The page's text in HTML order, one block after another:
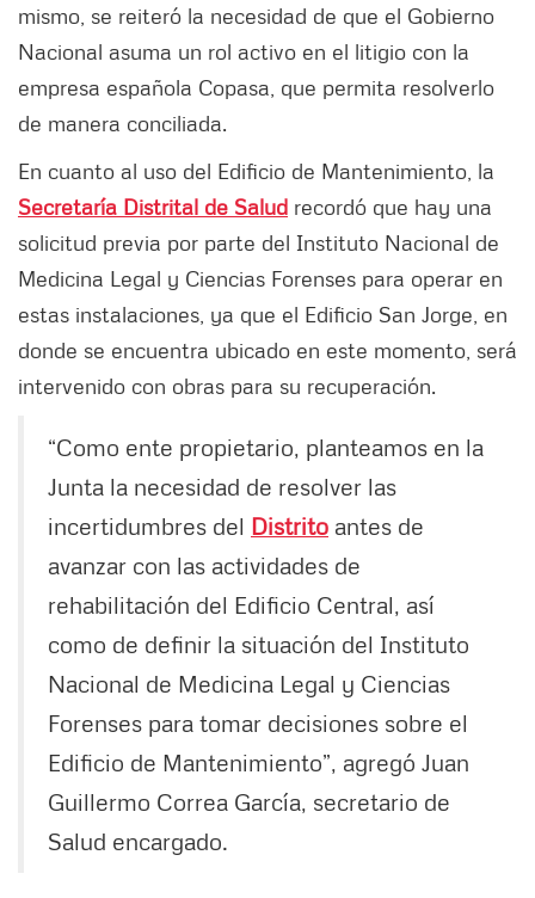
mismo, se reiteró la necesidad de que el Gobierno
Nacional asuma un rol activo en el litigio con la
empresa española Copasa, que permita resolverlo
de manera conciliada.
En cuanto al uso del Edificio de Mantenimiento, la
Secretaría Distrital de Salud recordó que hay una
solicitud previa por parte del Instituto Nacional de
Medicina Legal y Ciencias Forenses para operar en
estas instalaciones, ya que el Edificio San Jorge, en
donde se encuentra ubicado en este momento, será
intervenido con obras para su recuperación.
“Como ente propietario, planteamos en la
Junta la necesidad de resolver las
incertidumbres del Distrito antes de
avanzar con las actividades de
rehabilitación del Edificio Central, así
como de definir la situación del Instituto
Nacional de Medicina Legal y Ciencias
Forenses para tomar decisiones sobre el
Edificio de Mantenimiento”, agregó Juan
Guillermo Correa García, secretario de
Salud encargado.